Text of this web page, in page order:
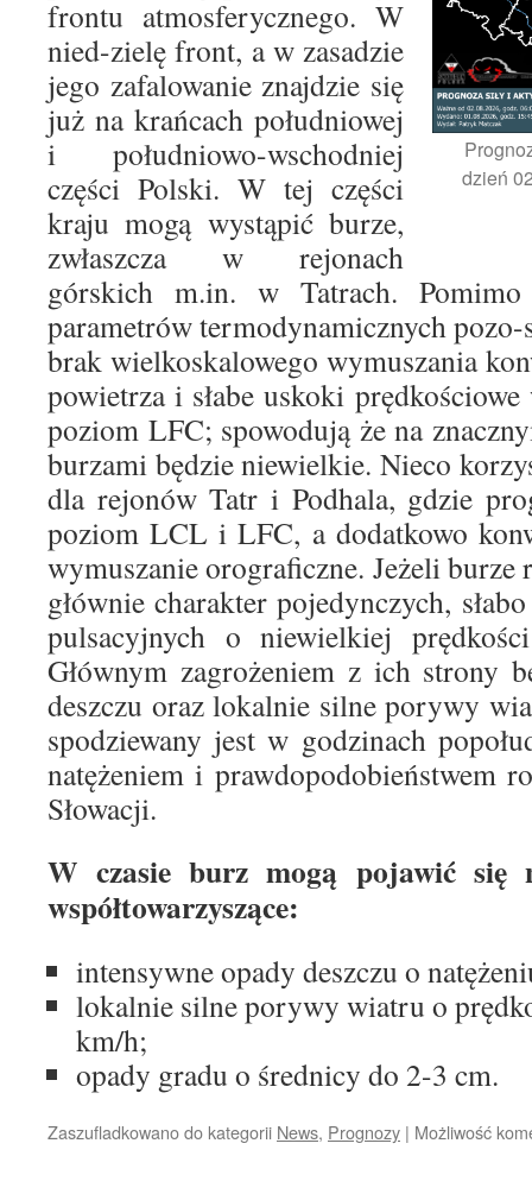
dzień
frontu atmosferycznego. W
nied-zielę front, a w zasadzie
jego zafalowanie znajdzie się
już na krańcach południowej
i południowo-wschodniej
części Polski. W tej części
kraju mogą wystąpić burze,
zwłaszcza w rejonach
górskich m.in. w Tatrach. Pomimo
parametrów termodynamicznych
brak wielkoskalowego wymuszania
powietrza i słabe uskoki
poziom LFC; spowodują że na
burzami będzie niewielkie. Nieco
dla rejonów Tatr i Podhala, gdzie
poziom LCL i LFC, a dodatkowo
wymuszanie orograficzne. Jeżeli burze
głównie charakter pojedynczych,
pulsacyjnych o niewielkiej
Głównym zagrożeniem z ich strony
deszczu oraz lokalnie silne porywy
spodziewany jest w godzinach
natężeniem i prawdopodobieństwem
Słowacji.
W czasie burz mogą pojawić się
współtowarzyszące:
intensywne opady deszczu o
lokalnie silne porywy wiatru o
km/h;
opady gradu o średnicy do 2-3 cm.
Zaszufladkowano do kategorii News, Prognozy | Możliwość